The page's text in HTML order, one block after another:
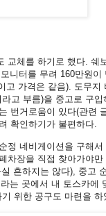
교체를 하기로 했다. 쉐
니터를 무려 160만원이
고 가격은 같음). 도무지
고 부름)을 중고로 구입
번거로움이 있다(관련
확인하기가 불편하다.
정 네비게이션을 구해서
차장을 직접 찾아가야만
흔하지는 않다), 중고
라는 곳에서 내 토스카에
위한 공구도 마련을 하